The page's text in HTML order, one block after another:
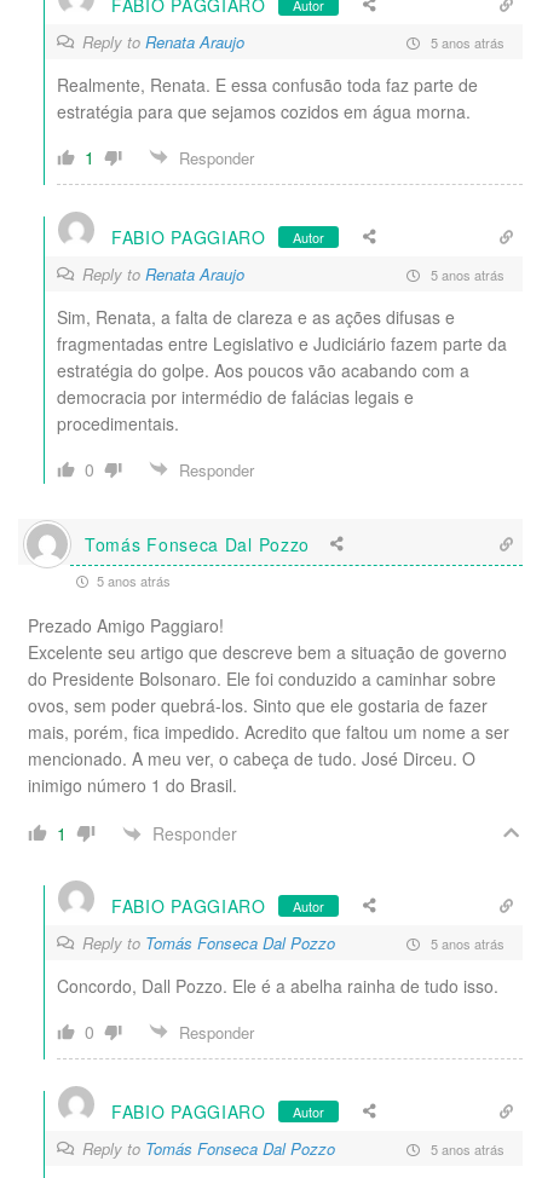
Autor
Reply to Renata Araujo 5 anos atrás
Realmente, Renata. E essa confusão toda faz parte de
estratégia para que sejamos cozidos em água morna.
1
Responder
FABIO PAGGIARO Autor
Reply to Renata Araujo 5 anos atrás
Sim, Renata, a falta de clareza e as ações difusas e
fragmentadas entre Legislativo e Judiciário fazem parte da
estratégia do golpe. Aos poucos vão acabando com a
democracia por intermédio de falácias legais e
procedimentais.
0
Responder
Tomás Fonseca Dal Pozzo
5 anos atrás
Prezado Amigo Paggiaro!
Excelente seu artigo que descreve bem a situação de governo
do Presidente Bolsonaro. Ele foi conduzido a caminhar sobre
ovos, sem poder quebrá-los. Sinto que ele gostaria de fazer
mais, porém, fica impedido. Acredito que faltou um nome a ser
mencionado. A meu ver, o cabeça de tudo. José Dirceu. O
inimigo número 1 do Brasil.
1
Responder
FABIO PAGGIARO Autor
Reply to Tomás Fonseca Dal Pozzo 5 anos atrás
Concordo, Dall Pozzo. Ele é a abelha rainha de tudo isso.
0
Responder
FABIO PAGGIARO Autor
Reply to Tomás Fonseca Dal Pozzo 5 anos atrás